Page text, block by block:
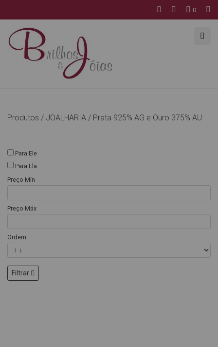
0
Produtos / JOALHARIA / Prata 925% AG e Ouro 375% AU
Para Ele
Para Ela
Preço Mín
Preço Máx
Ordem
Filtrar